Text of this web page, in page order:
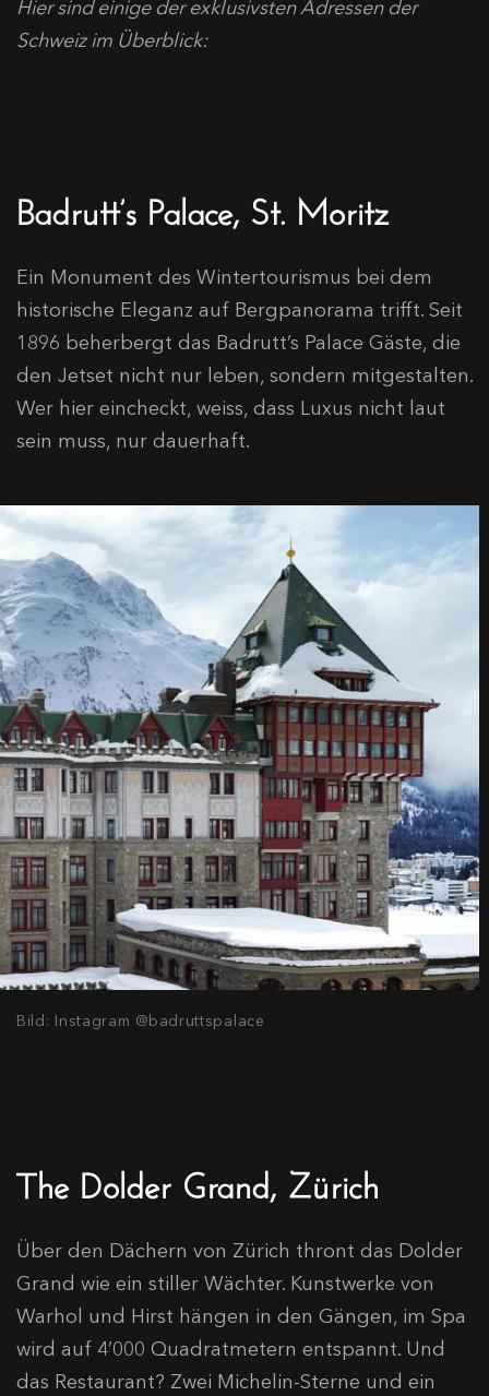
Hier sind einige der exklusivsten Adressen der
Schweiz im Überblick:
Badrutt’s Palace, St. Moritz
Ein Monument des Wintertourismus bei dem
historische Eleganz auf Bergpanorama trifft. Seit
1896 beherbergt das Badrutt’s Palace Gäste, die
den Jetset nicht nur leben, sondern mitgestalten.
Wer hier eincheckt, weiss, dass Luxus nicht laut
sein muss, nur dauerhaft.
Bild: Instagram @badruttspalace
The Dolder Grand, Zürich
Über den Dächern von Zürich thront das Dolder
Grand wie ein stiller Wächter. Kunstwerke von
Warhol und Hirst hängen in den Gängen, im Spa
wird auf 4’000 Quadratmetern entspannt. Und
das Restaurant? Zwei Michelin-Sterne und ein